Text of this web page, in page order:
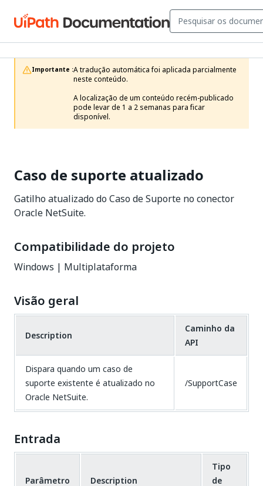
Importante :A tradução automática foi aplicada parcialmente
neste conteúdo.
A localização de um conteúdo recém-publicado
pode levar de 1 a 2 semanas para ficar
disponível.
Caso de suporte atualizado
Gatilho atualizado do Caso de Suporte no conector
Oracle NetSuite.
Compatibilidade do projeto
Windows | Multiplataforma
Visão geral
Description
Caminho da
API
Dispara quando um caso de
suporte existente é atualizado no
Oracle NetSuite.
/SupportCase
Entrada
Parâmetro Description
Tipo
de